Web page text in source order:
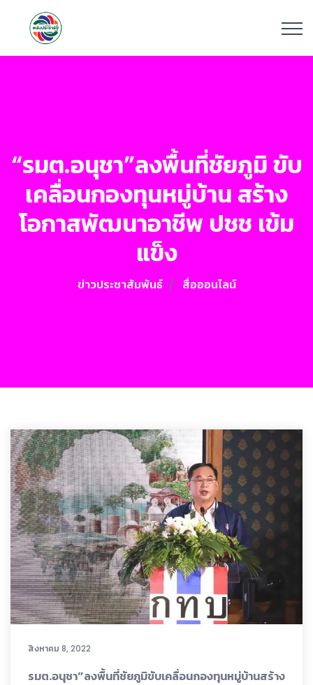
“รมต.อนุชา”ลงพื้นที่ชัยภูมิ ขับ
เคลื่อนกองทุนหมู่บ้าน สร้าง
โอกาสพัฒนาอาชีพ ปชช เข้ม
แข็ง
ข่าวประชาสัมพันธ์ สื่อออนไลน์
สิงหาคม 8, 2022
รมต.อนุชา”ลงพื้นที่ชัยภูมิขับเคลื่อนกองทุนหมู่บ้านสร้าง